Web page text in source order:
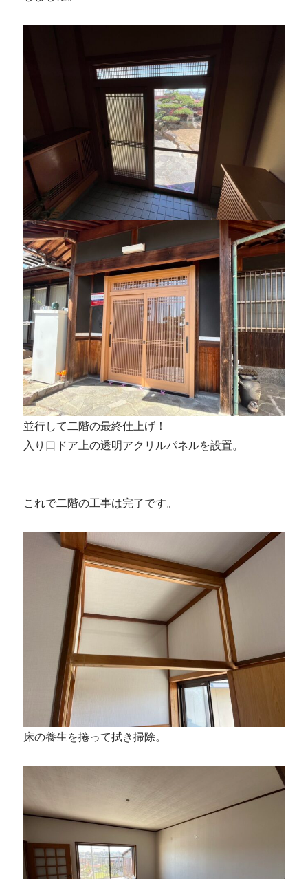
並行して二階の最終仕上げ！
入り口ドア上の透明アクリルパネルを設置。
これで二階の工事は完了です。
床の養生を捲って拭き掃除。